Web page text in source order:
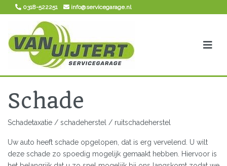
0318-522251 info@servicegarage.nl
Schade
Schadetaxatie / schadeherstel / ruitschadeherstel
Uw auto heeft schade opgelopen, dat is erg vervelend. U wilt
deze schade zo spoedig mogelijk gemaakt hebben. Hiervoor is